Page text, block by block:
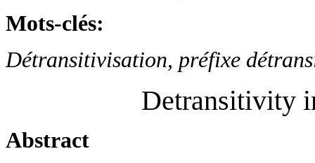
Mots-clés:
Détransitivisation, préfixe
Detransitivity
Abstract